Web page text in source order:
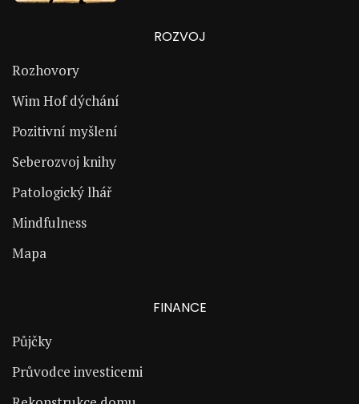
ROZVOJ
Rozhovory
Wim Hof dýchání
Pozitivní myšlení
Seberozvoj knihy
Patologický lhář
Mindfulness
Mapa
FINANCE
Půjčky
Průvodce investicemi